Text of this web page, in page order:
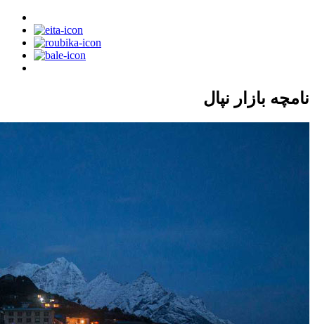
نامچه بازار نپال